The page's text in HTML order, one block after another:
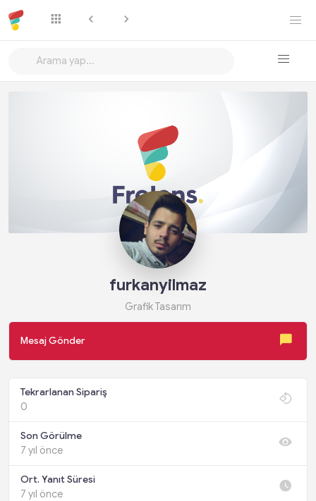
Takip Et
furkanyilmaz
Grafik Tasarım
Mesaj Gönder
Tekrarlanan Sipariş
0
Son Görülme
7 yıl önce
Ort. Yanıt Süresi
7 yıl önce